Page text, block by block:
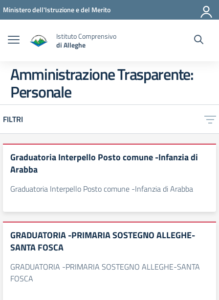
Vai ai contenuti
Vai al menu di navigazione
Vai al footer
Ministero dell'Istruzione e del Merito
Istituto Comprensivo
di Alleghe
Amministrazione Trasparente:
Personale
FILTRI
Graduatoria Interpello Posto comune -Infanzia di
Arabba
Graduatoria Interpello Posto comune -Infanzia di Arabba
GRADUATORIA -PRIMARIA SOSTEGNO ALLEGHE-
SANTA FOSCA
GRADUATORIA -PRIMARIA SOSTEGNO ALLEGHE-SANTA
FOSCA